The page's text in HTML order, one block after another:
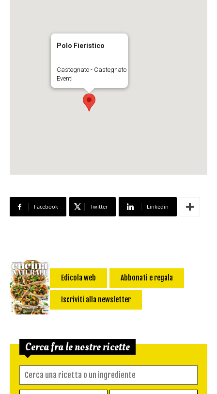
Polo Fieristico
Castegnato - Castegnato
Eventi
Facebook Twitter Linkedin
Edicola web Abbonati e regala
Iscriviti alla newsletter
Cerca fra le nostre ricette